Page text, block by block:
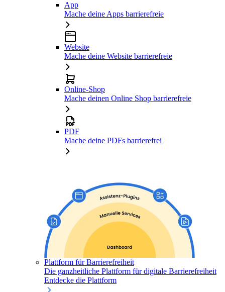
App
Mache deine Apps barrierefreie
Website
Mache deine Website barrierefreie
Online-Shop
Mache deinen Online Shop barrierefreie
PDF
Mache deine PDFs barrierefrei
Plattform für Barrierefreiheit
Die ganzheitliche Plattform für digitale Barrierefreiheit
Entdecke die Plattform